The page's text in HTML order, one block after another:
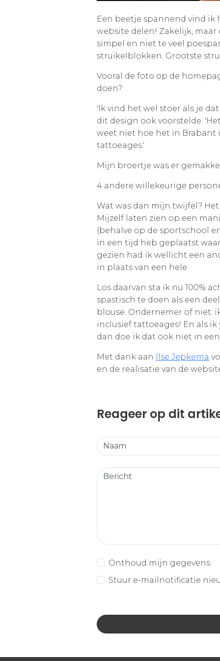
Een beetje spannend vind
website delen! Zakelijk,
simpel en niet te veel
struikelblokken. Grootste
Vooral de foto op de
doen?
'Ik vind het wel stoer als je
dit design ook voorstelde.
weet niet hoe het in Brabant
tattoeages.'
Mijn broertje was er
4 andere willekeurige
Wat was dan mijn twijfel?
Mijzelf laten zien op een
(behalve op de sportschool
in een tijd heb geplaatst
gezien had ik wellicht een
in plaats van een hele.
Los daarvan sta ik nu 100%
spastisch te doen als een
blouse. Ondernemer of niet:
inclusief tattoeages! En als ik
dan doe ik dat ook niet in
Met dank aan Ilse Jepkema
en de realisatie van de
Reageer op dit
Onthoud mijn gegevens
Stuur e-mailnotificatie